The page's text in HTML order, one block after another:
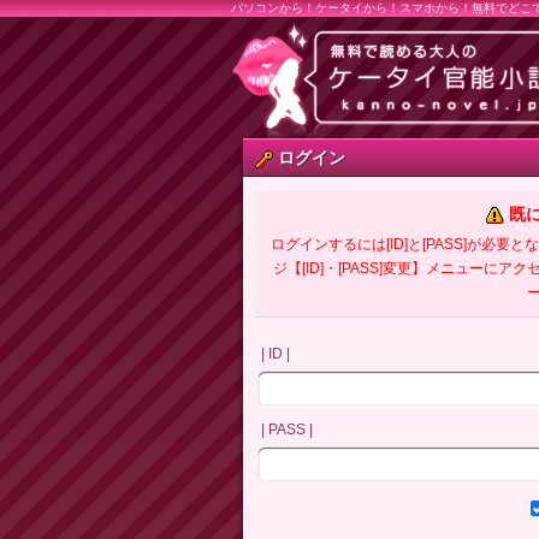
パソコンから！ケータイから！スマホから！無料でどこ
ログイン
既
ログインするには[ID]と[PASS]が必要と
ジ【[ID]・[PASS]変更】メニューにアク
| ID |
| PASS |